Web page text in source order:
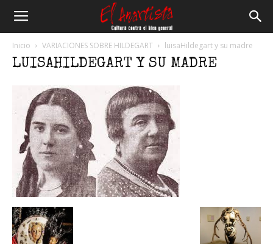
Inicio VARIACIONES SOBRE HILDEGART luisaHildegart y su madre
LUISAHILDEGART Y SU MADRE